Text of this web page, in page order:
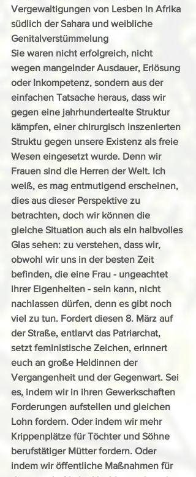
Vergewaltigungen von Lesben in Afrika
südlich der Sahara und weibliche
Genitalverstümmelung
Sie waren nicht erfolgreich, nicht
wegen mangelnder Ausdauer, Erlösung
oder Inkompetenz, sondern aus der
einfachen Tatsache heraus, dass wir
gegen eine jahrhundertealte Struktur
kämpfen, einer chirurgisch inszenierten
Struktu gegen unsere Existenz als freie
Wesen eingesetzt wurde. Denn wir
Frauen sind die Herren der Welt. Ich
weiß, es mag entmutigend erscheinen,
dies aus dieser Perspektive zu
betrachten, doch wir können die
gleiche Situation auch als ein halbvolles
Glas sehen: zu verstehen, dass wir,
obwohl wir uns in der besten Zeit
befinden, die eine Frau - ungeachtet
ihrer Eigenheiten - sein kann, nicht
nachlassen dürfen, denn es gibt noch
viel zu tun. Fordert diesen 8. März auf
der Straße, entlarvt das Patriarchat,
setzt feministische Zeichen, erinnert
euch an große Heldinnen der
Vergangenheit und der Gegenwart. Sei
es, indem wir in ihren Gewerkschaften
Forderungen aufstellen und gleichen
Lohn fordern. Oder indem wir mehr
Krippenplätze für Töchter und Söhne
berufstätiger Mütter fordern. Oder
indem wir öffentliche Maßnahmen für